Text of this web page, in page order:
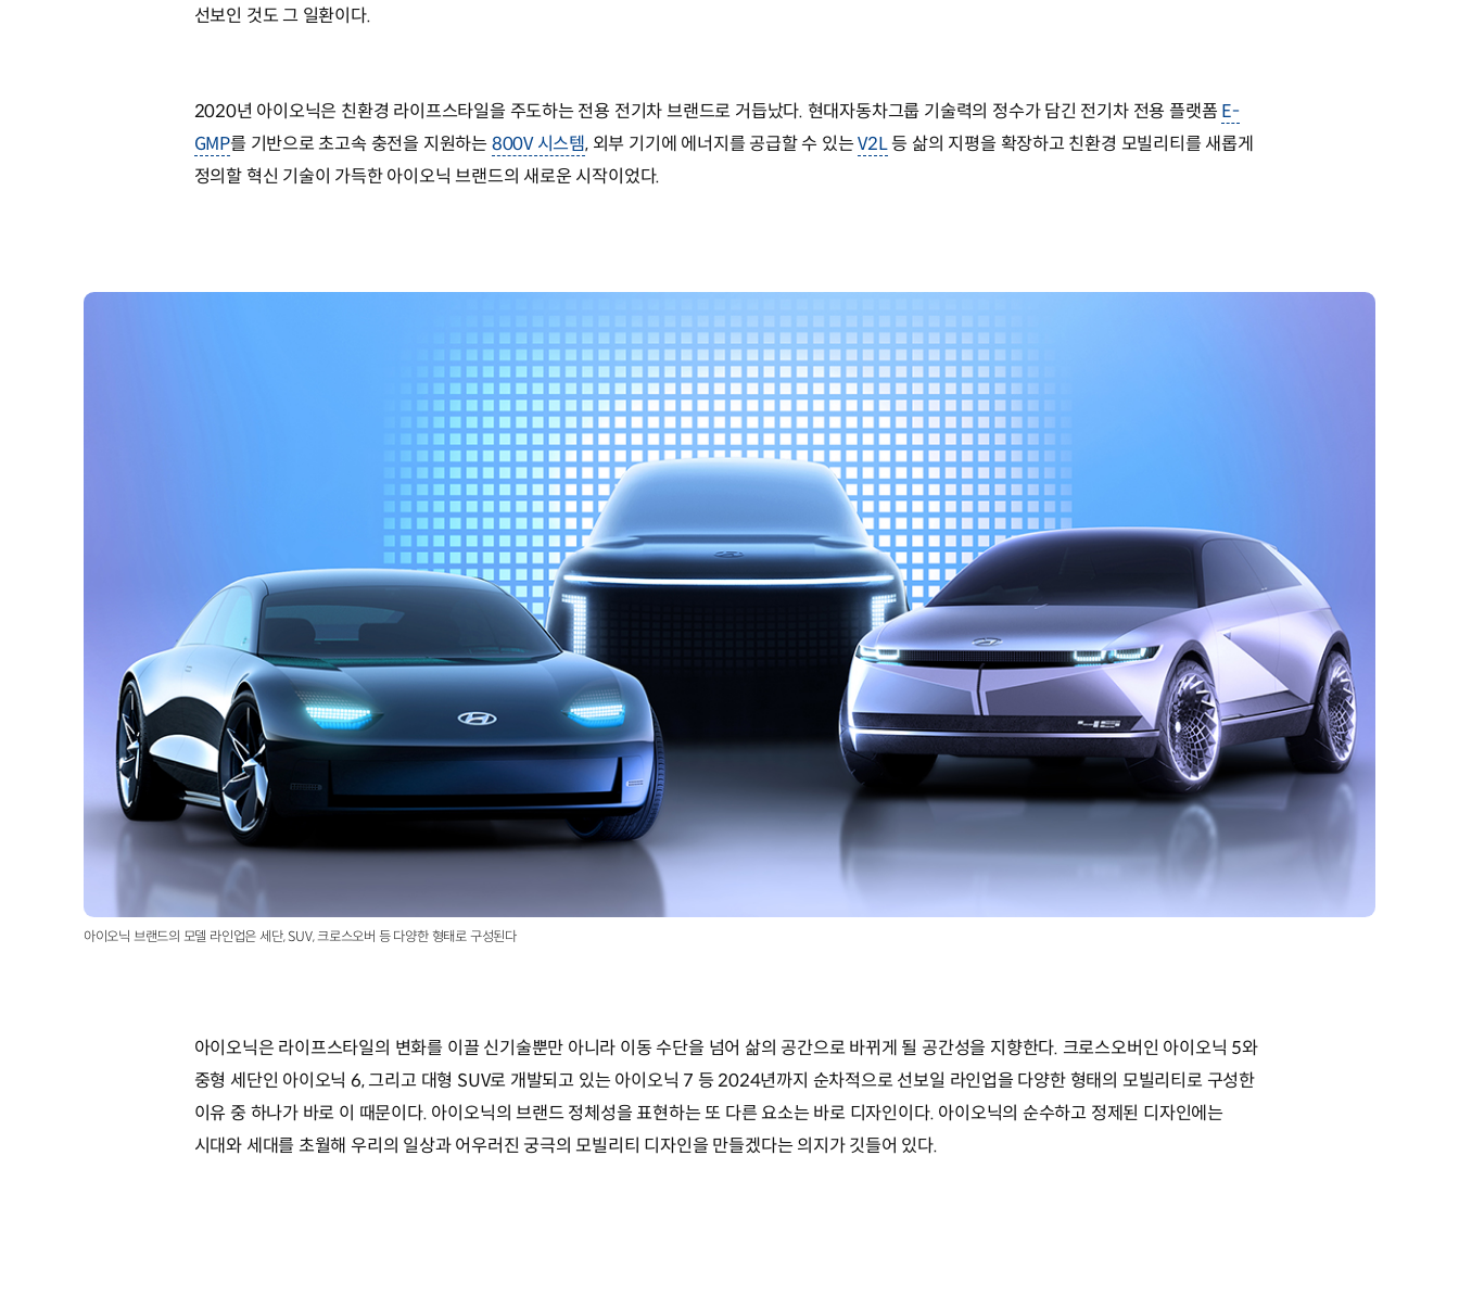
선보인 것도 그 일환이다.
2020년 아이오닉은 친환경 라이프스타일을 주도하는 전용 전기차 브랜드로 거듭났다. 현대자동차그룹 기술력의 정수가 담긴 전기차 전용 플랫폼 E-
GMP를 기반으로 초고속 충전을 지원하는800V 시스템, 외부 기기에 에너지를 공급할 수 있는V2L등 삶의 지평을 확장하고 친환경 모빌리티를 새롭게
정의할 혁신 기술이 가득한 아이오닉 브랜드의 새로운 시작이었다.
아이오닉 브랜드의 모델 라인업은 세단, SUV, 크로스오버 등 다양한 형태로 구성된다
아이오닉은 라이프스타일의 변화를 이끌 신기술뿐만 아니라 이동 수단을 넘어 삶의 공간으로 바뀌게 될 공간성을 지향한다. 크로스오버인 아이오닉 5와
중형 세단인 아이오닉 6, 그리고 대형 SUV로 개발되고 있는 아이오닉 7 등 2024년까지 순차적으로 선보일 라인업을 다양한 형태의 모빌리티로 구성한
이유 중 하나가 바로 이 때문이다. 아이오닉의 브랜드 정체성을 표현하는 또 다른 요소는 바로 디자인이다. 아이오닉의 순수하고 정제된 디자인에는
시대와 세대를 초월해 우리의 일상과 어우러진 궁극의 모빌리티 디자인을 만들겠다는 의지가 깃들어 있다.